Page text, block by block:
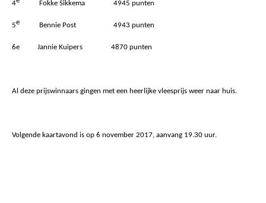
4 Fokke Sikkema 4945 punten
5eBennie Post 4943 punten
6e Jannie Kuipers 4870 punten
Al deze prijswinnaars gingen met een heerlijke vleesprijs weer naar huis.
Volgende kaartavond is op 6 november 2017, aanvang 19.30 uur.